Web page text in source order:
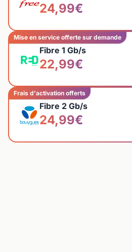
24,99€
Mise en service offerte sur demande
Fibre 1 Gb/s
22,99€
Frais d'activation offerts
Fibre 2 Gb/s
24,99€